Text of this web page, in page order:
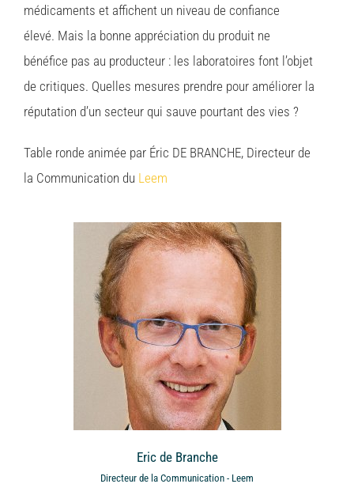
médicaments et affichent un niveau de confiance
élevé. Mais la bonne appréciation du produit ne
bénéfice pas au producteur : les laboratoires font l’objet
de critiques. Quelles mesures prendre pour améliorer la
réputation d’un secteur qui sauve pourtant des vies ?
Table ronde animée par Éric DE BRANCHE, Directeur de
la Communication du Leem
Eric de Branche
Directeur de la Communication - Leem